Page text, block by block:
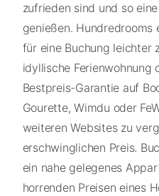
zufrieden sind und so
genießen. Hundredrooms
für eine Buchung leichter
idyllische Ferienwohnung
Bestpreis-Garantie auf
Gourette, Wimdu oder
weiteren Websites zu
erschwinglichen Preis.
ein nahe gelegenes
horrenden Preisen eines